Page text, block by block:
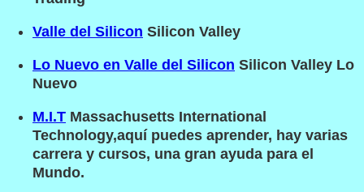
Valle del Silicon Silicon Valley
Lo Nuevo en Valle del Silicon Silicon Valley Lo
Nuevo
M.I.T Massachusetts International
Technology,aquí puedes aprender, hay varias
carrera y cursos, una gran ayuda para el
Mundo.